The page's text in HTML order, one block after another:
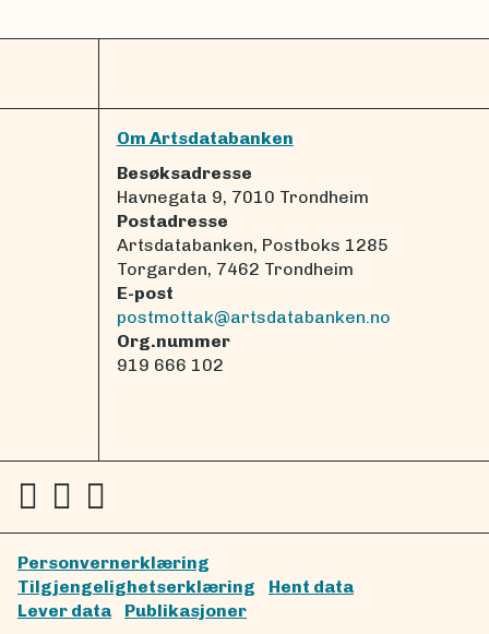
Om Artsdatabanken
Besøksadresse
Havnegata 9, 7010 Trondheim
Postadresse
Artsdatabanken, Postboks 1285
Torgarden, 7462 Trondheim
E-post
postmottak@artsdatabanken.no
Org.nummer
919 666 102
Personvernerklæring
Tilgjengelighetserklæring
Hent data
Lever data
Publikasjoner